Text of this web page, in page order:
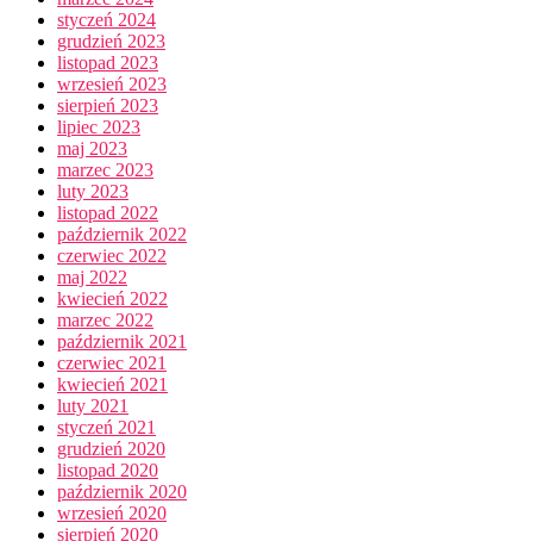
styczeń 2024
grudzień 2023
listopad 2023
wrzesień 2023
sierpień 2023
lipiec 2023
maj 2023
marzec 2023
luty 2023
listopad 2022
październik 2022
czerwiec 2022
maj 2022
kwiecień 2022
marzec 2022
październik 2021
czerwiec 2021
kwiecień 2021
luty 2021
styczeń 2021
grudzień 2020
listopad 2020
październik 2020
wrzesień 2020
sierpień 2020